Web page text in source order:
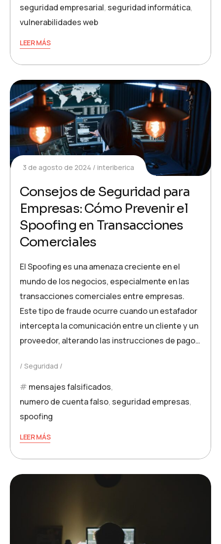
seguridad empresarial, seguridad informática,
vulnerabilidades web
LEER MÁS
3 de agosto de 2024 interiberica
Consejos de Seguridad para
Empresas: Cómo Prevenir el
Spoofing en Transacciones
Comerciales
El Spoofing es una amenaza creciente en el
mundo de los negocios, especialmente en las
transacciones comerciales entre empresas.
Este tipo de fraude ocurre cuando un estafador
intercepta la comunicación entre un cliente y un
proveedor, alterando las instrucciones de pago…
Seguridad
mensajes falsificados,
numero de cuenta falso, seguridad empresas,
spoofing
LEER MÁS